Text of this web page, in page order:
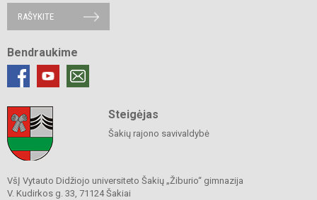
RAŠYKITE
Bendraukime
Steigėjas
Šakių rajono savivaldybė
VšĮ Vytauto Didžiojo universiteto Šakių „Žiburio“ gimnazija
V. Kudirkos g. 33, 71124 Šakiai